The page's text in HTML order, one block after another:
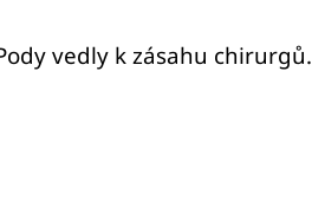
vedly k zásahu chirurgů.